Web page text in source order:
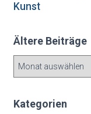
Kunst
Ältere Beiträge
e
Kategorien